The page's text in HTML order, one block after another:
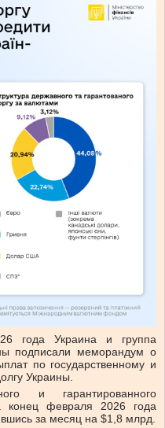
года Украина и группа
подписали меморандум о
по государственному и
Украины.
и гарантированного
конец февраля 2026 года
за месяц на $1,8 млрд.